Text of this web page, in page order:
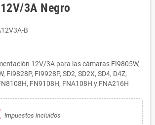
3A Negro
B
12V/3A para las cámaras FI9805W,
FI9828P, FI9928P, SD2, SD2X, SD4, D4Z,
FN9108H, FNA108H y FNA216H
Impuestos incluidos